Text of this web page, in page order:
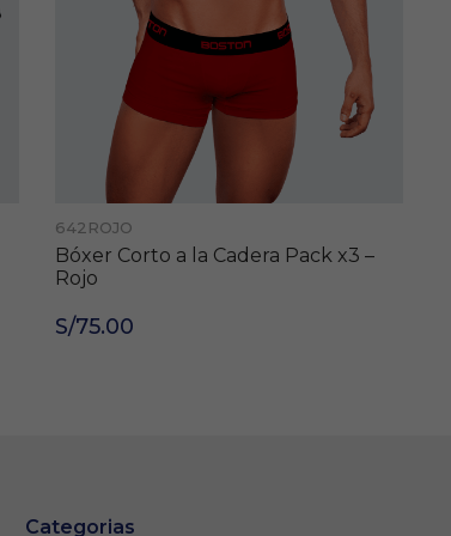
642ROJO
Bóxer Corto a la Cadera Pack x3 –
Rojo
S/75.00
Categorias